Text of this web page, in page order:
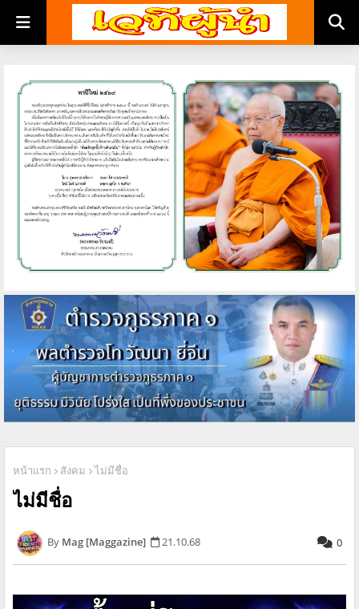
หน้าแรก สังคม ไม่มีชื่อ
ไม่มีชื่อ
Mag [Maggazine] 21.10.68 0